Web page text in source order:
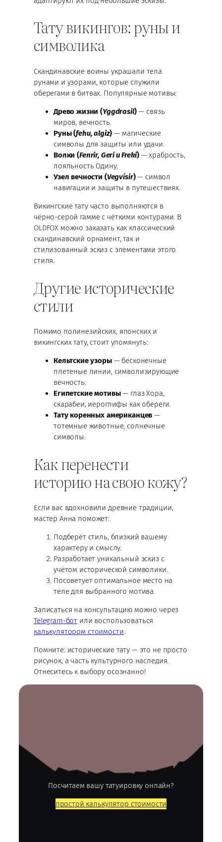
Тату викингов: руны и
символика
Скандинавские воины украшали тела
рунами и узорами, которые служили
оберегами в битвах. Популярные мотивы:
Древо жизни (Yggdrasil)— связь
миров, вечность.
Руны (fehu, algiz) — магические
символы для защиты или удачи.
Волки (Fenrir, Geri и Freki)— храбрость,
лояльность Одину.
Узел вечности (Vegvísir)— символ
навигации и защиты в путешествиях.
Викингские тату часто выполняются в
чёрно-серой гамме с чёткими контурами. В
OLDFOX можно заказать как классический
скандинавский орнамент, так и
стилизованный эскиз с элементами этого
стиля.
Другие исторические
стили
Помимо полинезийских, японских и
викингских тату, стоит упомянуть:
Кельтские узоры— бесконечные
плетеные линии, символизирующие
вечность.
Египетские мотивы— глаз Хора,
скарабеи, иероглифы как обереги.
Тату коренных американцев —
тотемные животные, солнечные
символы.
Как перенести
историю на свою кожу?
Если вас вдохновили древние традиции,
мастер Анна поможет:
Подберёт стиль, близкий вашему
характеру и смыслу.
Разработает уникальный эскиз с
учётом исторической символики.
Посоветует оптимальное место на
теле для выбранного мотива.
Записаться на консультацию можно через
Telegram-бот или воспользоваться
калькулятором стоимости.
Помните: исторические тату — это не просто
рисунок, а часть культурного наследия.
Отнеситесь к выбору осознанно!
Посчитаем вашу татуировку онлайн?
простой калькулятор стоимости